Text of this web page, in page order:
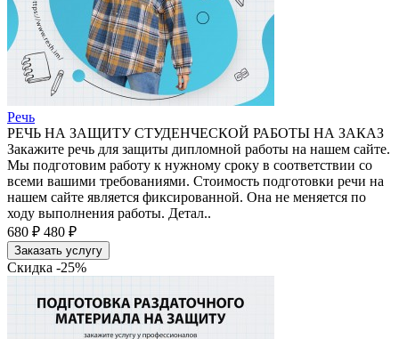
Речь
РЕЧЬ НА ЗАЩИТУ СТУДЕНЧЕСКОЙ РАБОТЫ НА ЗАКАЗ
Закажите речь для защиты дипломной работы на нашем сайте.
Мы подготовим работу к нужному сроку в соответствии со
всеми вашими требованиями. Стоимость подготовки речи на
нашем сайте является фиксированной. Она не меняется по
ходу выполнения работы. Детал..
680 ₽ 480 ₽
Заказать услугу
Скидка -25%